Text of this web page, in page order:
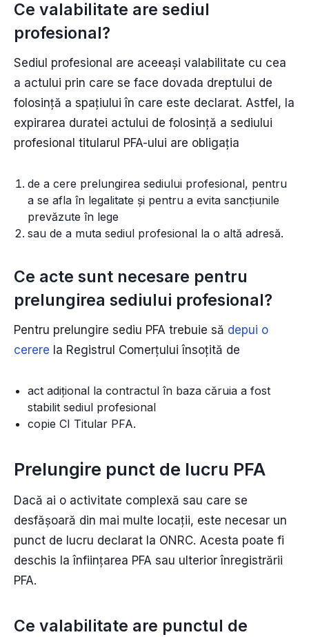
Ce valabilitate are sediul
profesional?
Sediul profesional are aceeași valabilitate cu cea
a actului prin care se face dovada dreptului de
folosință a spațiului în care este declarat. Astfel, la
expirarea duratei actului de folosință a sediului
profesional titularul PFA-ului are obligația
de a cere prelungirea sediului profesional, pentru
a se afla în legalitate și pentru a evita sancțiunile
prevăzute în lege
sau de a muta sediul profesional la o altă adresă.
Ce acte sunt necesare pentru
prelungirea sediului profesional?
Pentru prelungire sediu PFA trebuie să depui o
cerere la Registrul Comerțului însoțită de
act adițional la contractul în baza căruia a fost
stabilit sediul profesional
copie CI Titular PFA.
Prelungire punct de lucru PFA
Dacă ai o activitate complexă sau care se
desfășoară din mai multe locații, este necesar un
punct de lucru declarat la ONRC. Acesta poate fi
deschis la înființarea PFA sau ulterior înregistrării
PFA.
Ce valabilitate are punctul de